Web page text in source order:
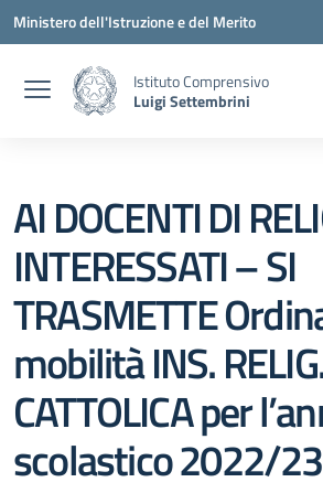
Vai ai contenuti
Vai al menu di navigazione
Vai al footer
Ministero dell'Istruzione e del Merito
Istituto Comprensivo
Luigi Settembrini
AI DOCENTI DI
INTERESSATI – SI
TRASMETTE
mobilità INS.
CATTOLICA per
scolastico 2022/23